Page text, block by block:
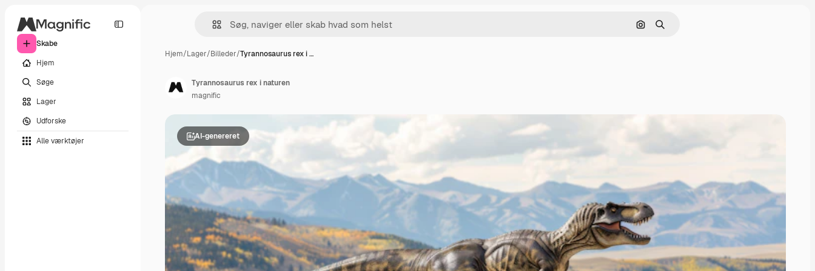
Skabe
Hjem
Søge
Lager
Udforske
Alle værktøjer
Søg efter billede
Søge
Hjem/Lager/Billeder/Tyrannosaurus rex i …
AI-genereret
Tyrannosaurus rex i naturen
magnific